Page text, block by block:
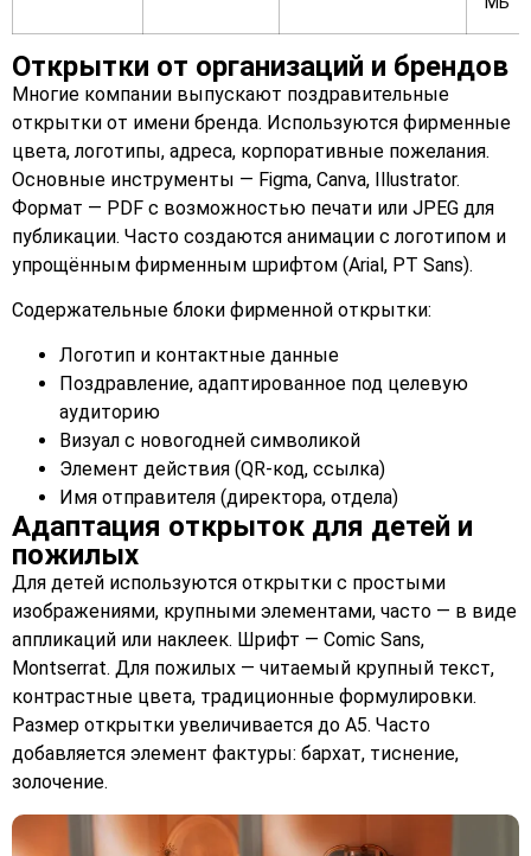
Открытки от организаций и брендов
Многие компании выпускают поздравительные
открытки от имени бренда. Используются фирменные
цвета, логотипы, адреса, корпоративные пожелания.
Основные инструменты — Figma, Canva, Illustrator.
Формат — PDF с возможностью печати или JPEG для
публикации. Часто создаются анимации с логотипом и
упрощённым фирменным шрифтом (Arial, PT Sans).
Содержательные блоки фирменной открытки:
Логотип и контактные данные
Поздравление, адаптированное под целевую
аудиторию
Визуал с новогодней символикой
Элемент действия (QR-код, ссылка)
Имя отправителя (директора, отдела)
Адаптация открыток для детей и
пожилых
Для детей используются открытки с простыми
изображениями, крупными элементами, часто — в виде
аппликаций или наклеек. Шрифт — Comic Sans,
Montserrat. Для пожилых — читаемый крупный текст,
контрастные цвета, традиционные формулировки.
Размер открытки увеличивается до A5. Часто
добавляется элемент фактуры: бархат, тиснение,
золочение.